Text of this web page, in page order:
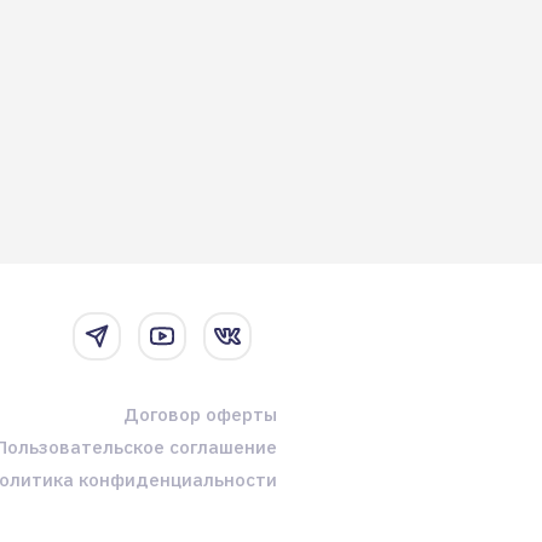
Договор оферты
соглашение
конфиденциальности